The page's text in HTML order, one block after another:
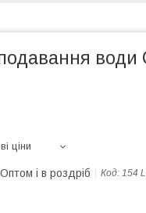
води
ціни
Оптом і в роздріб Код: 154